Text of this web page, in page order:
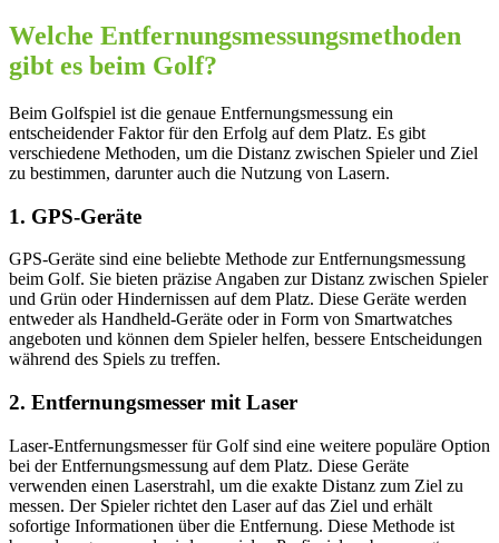
Welche Entfernungsmessungsmethoden
gibt es beim Golf?
Beim Golfspiel ist die genaue Entfernungsmessung ein
entscheidender Faktor für den Erfolg auf dem Platz. Es gibt
verschiedene Methoden, um die Distanz zwischen Spieler und Ziel
zu bestimmen, darunter auch die Nutzung von Lasern.
1. GPS-Geräte
GPS-Geräte sind eine beliebte Methode zur Entfernungsmessung
beim Golf. Sie bieten präzise Angaben zur Distanz zwischen Spieler
und Grün oder Hindernissen auf dem Platz. Diese Geräte werden
entweder als Handheld-Geräte oder in Form von Smartwatches
angeboten und können dem Spieler helfen, bessere Entscheidungen
während des Spiels zu treffen.
2. Entfernungsmesser mit Laser
Laser-Entfernungsmesser für Golf sind eine weitere populäre Option
bei der Entfernungsmessung auf dem Platz. Diese Geräte
verwenden einen Laserstrahl, um die exakte Distanz zum Ziel zu
messen. Der Spieler richtet den Laser auf das Ziel und erhält
sofortige Informationen über die Entfernung. Diese Methode ist